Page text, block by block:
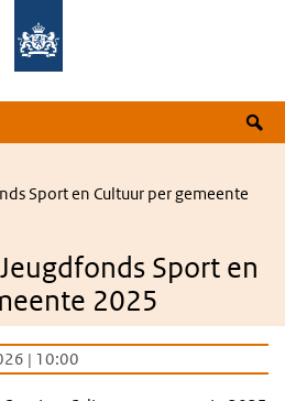
gaan
Sport en Cultuur per gemeente
Sport en
2025
| 10:00